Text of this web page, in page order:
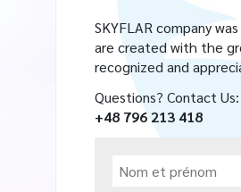
D'ATTERRISSAGE
ALTAIR
LL-
SKYFLAR company
are created with the
recognized and
Questions? Contact Us:
+48 796 213 418